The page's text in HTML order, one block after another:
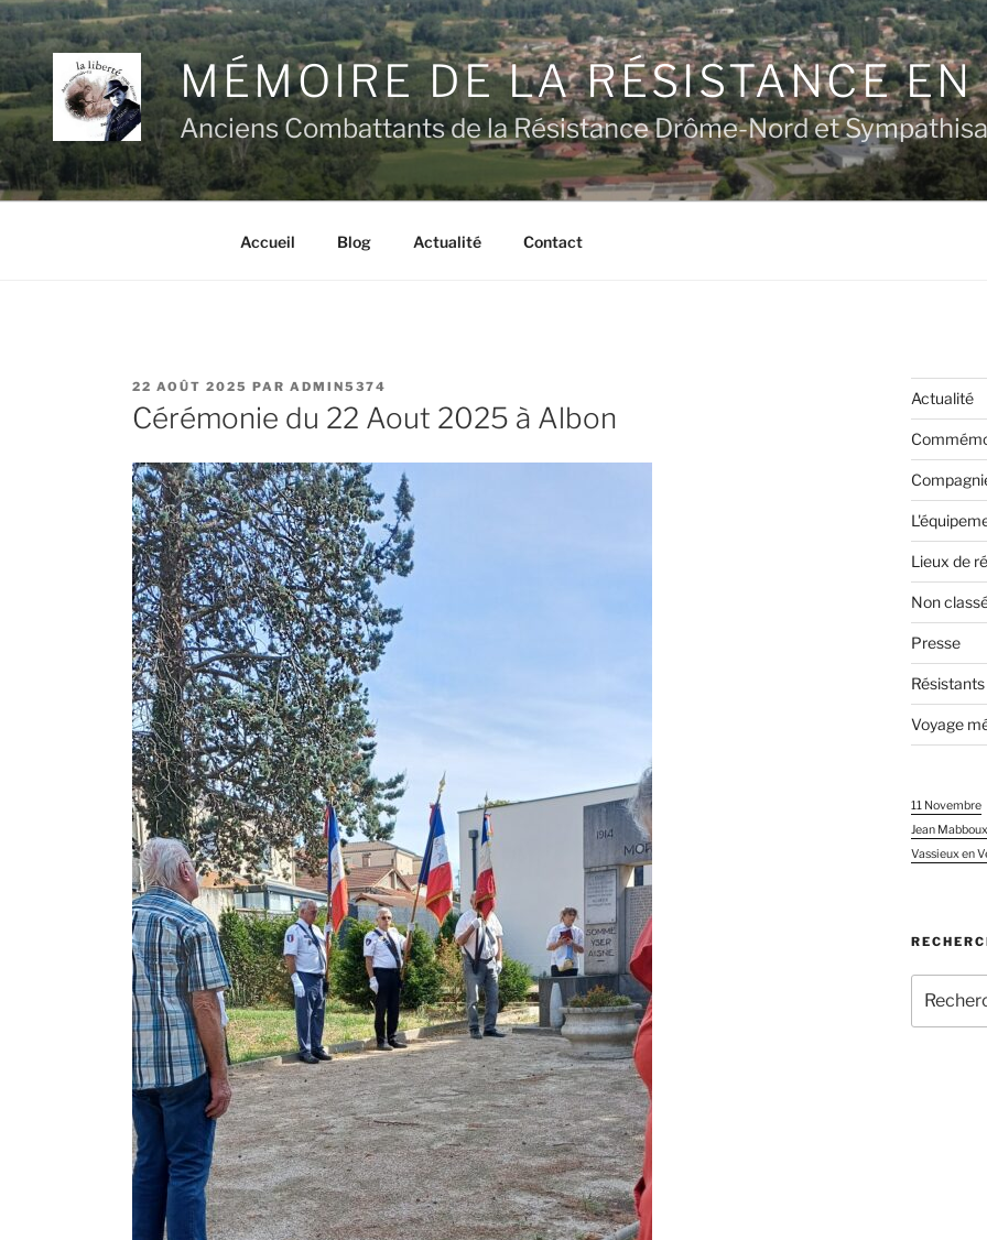
Aller
au
contenu
principal
MÉMOIRE DE LA RÉSISTANCE
Anciens Combattants de la Résistance Drôme-Nord et
Accueil Blog Actualité Contact
PUBLIÉ
LE
22 AOÛT 2025 PAR ADMIN5374
Cérémonie du 22 Aout 2025 à Albon
Actualité
Lieux de
Non
Presse
Résistants
Voyage
11 Novembre
Jean Mabboux
Vassieux en
pour
: